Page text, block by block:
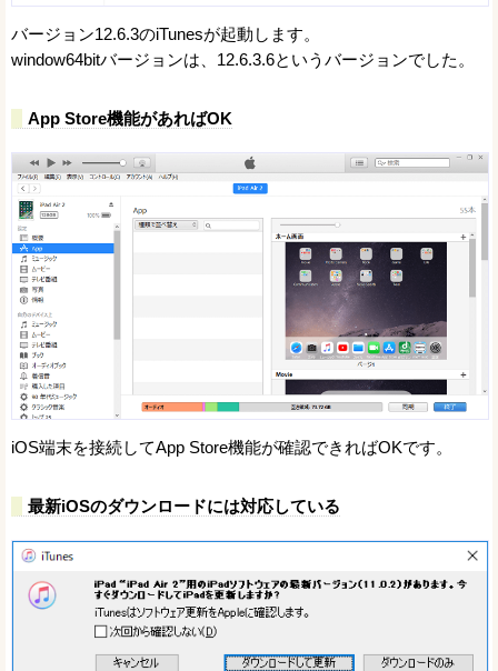
バージョン12.6.3のiTunesが起動します。
window64bitバージョンは、12.6.3.6というバージョンでした。
App Store機能があればOK
iOS端末を接続してApp Store機能が確認できればOKです。
最新iOSのダウンロードには対応している